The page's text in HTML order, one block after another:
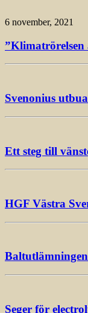
6 november, 2021
”Klimatrörelsen
Svenonius
Ett steg till
HGF Västra
Seger för